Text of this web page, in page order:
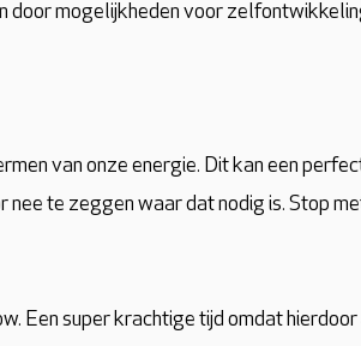
door mogelijkheden voor
van onze energie. Dit kan een
te zeggen waar dat nodig is. Stop
Een super krachtige tijd omdat